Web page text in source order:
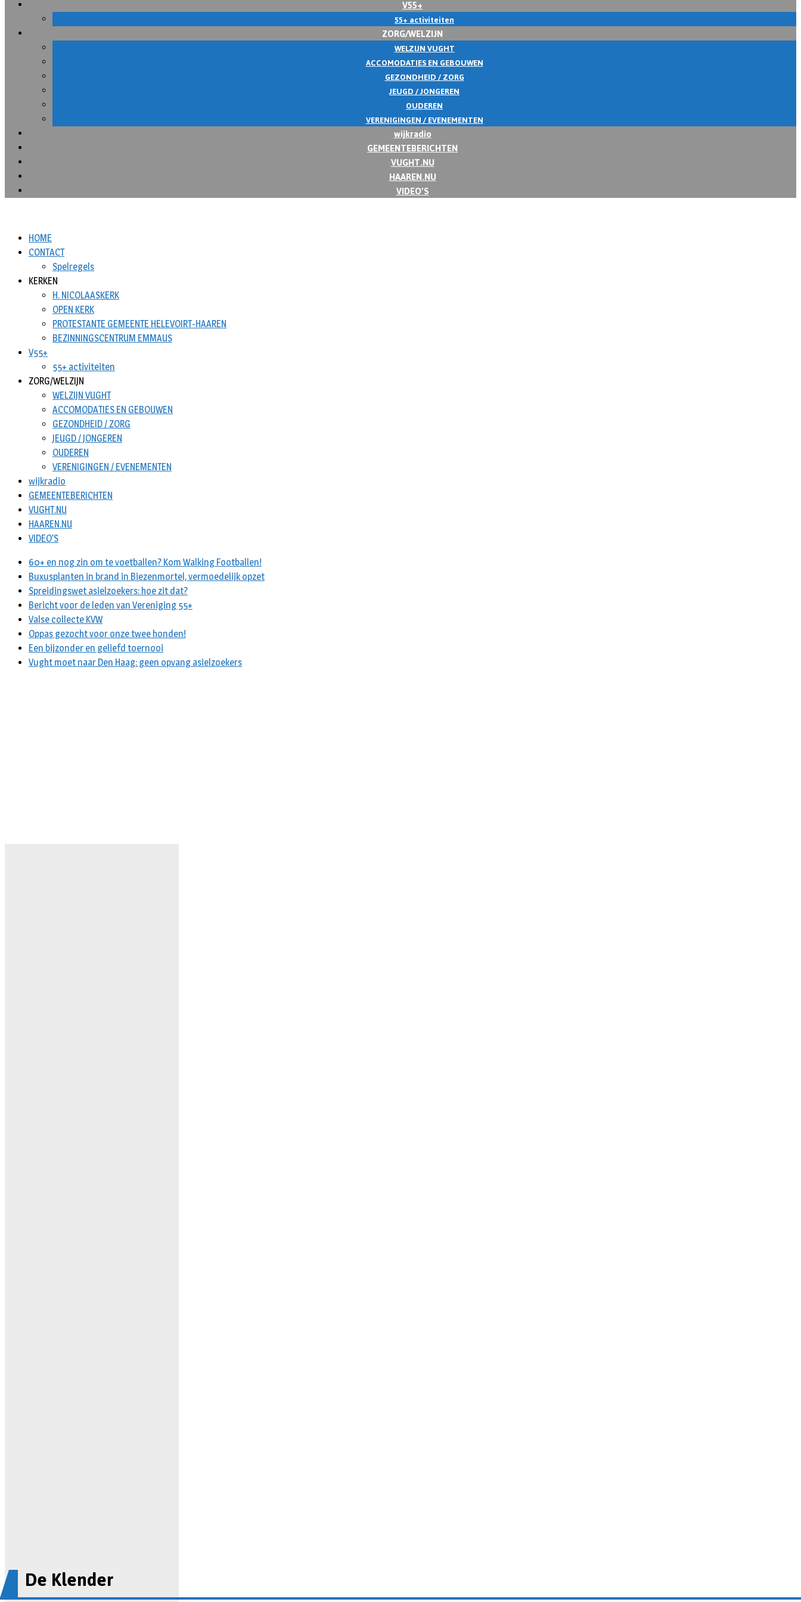
V55+
55+ activiteiten
ZORG/WELZIJN
WELZIJN VUGHT
ACCOMODATIES EN GEBOUWEN
GEZONDHEID / ZORG
JEUGD / JONGEREN
OUDEREN
VERENIGINGEN / EVENEMENTEN
wijkradio
GEMEENTEBERICHTEN
VUGHT.NU
HAAREN.NU
VIDEO’S
HOME
CONTACT
Spelregels
KERKEN
H. NICOLAASKERK
OPEN KERK
PROTESTANTE GEMEENTE HELEVOIRT-HAAREN
BEZINNINGSCENTRUM EMMAUS
V55+
55+ activiteiten
ZORG/WELZIJN
WELZIJN VUGHT
ACCOMODATIES EN GEBOUWEN
GEZONDHEID / ZORG
JEUGD / JONGEREN
OUDEREN
VERENIGINGEN / EVENEMENTEN
wijkradio
GEMEENTEBERICHTEN
VUGHT.NU
HAAREN.NU
VIDEO’S
60+ en nog zin om te voetballen? Kom Walking Footballen!
Buxusplanten in brand in Biezenmortel, vermoedelijk opzet
Spreidingswet asielzoekers: hoe zit dat?
Bericht voor de leden van Vereniging 55+
Valse collecte KVW
Oppas gezocht voor onze twee honden!
Een bijzonder en geliefd toernooi
Vught moet naar Den Haag: geen opvang asielzoekers
De Klender